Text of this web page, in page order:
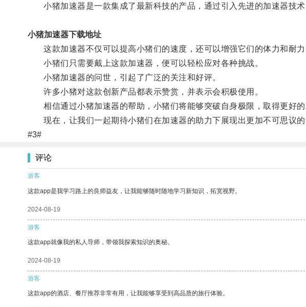
小猪加速器是一款集成了最新科技的产品，通过引入先进的加速器技术
小猪加速器下载地址
这款加速器不仅可以提高小猪们的速度，还可以增强它们的体力和耐力
小猪们只需要戴上这款加速器，便可以轻松应对各种挑战。
小猪加速器的问世，引起了广泛的关注和好评。
许多小猪对这款创新产品都表示赞赏，并表示会积极使用。
相信通过小猪加速器的帮助，小猪们将能够突破自身极限，取得更好的
现在，让我们一起期待小猪们在加速器的助力下展现出更加不可思议的
#3#
评论
游客
这款app是我学习路上的良师益友，让我能够随时随地学习新知识，拓宽视野。
2024-08-19
游客
这款app就像我的私人导师，带领我探索知识的奥秘。
2024-08-19
游客
这款app的酒店、餐厅推荐非常有用，让我能够享受到高品质的旅行体验。